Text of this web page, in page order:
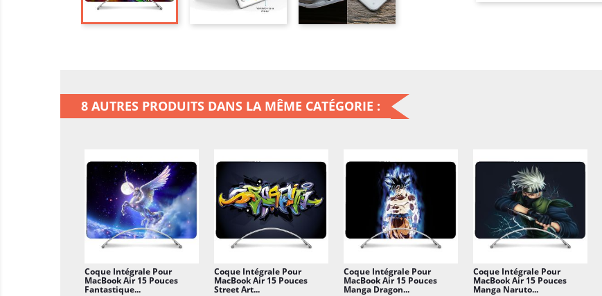
8 AUTRES PRODUITS DANS LA MÊME CATÉGORIE :
Coque Intégrale Pour
MacBook Air 15 Pouces
Fantastique...
Coque Intégrale Pour
MacBook Air 15 Pouces
Street Art...
Coque Intégrale Pour
MacBook Air 15 Pouces
Manga Dragon...
Coque Intégrale Pour
MacBook Air 15 Pouces
Manga Naruto...